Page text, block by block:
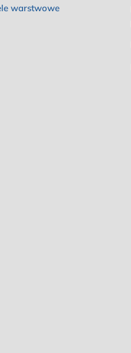
warstwowe